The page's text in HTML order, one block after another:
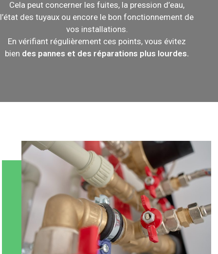
Cela peut concerner les fuites, la pression d’eau,
l’état des tuyaux ou encore le bon fonctionnement de
vos installations.
En vérifiant régulièrement ces points, vous évitez
bien des pannes et des réparations plus lourdes.